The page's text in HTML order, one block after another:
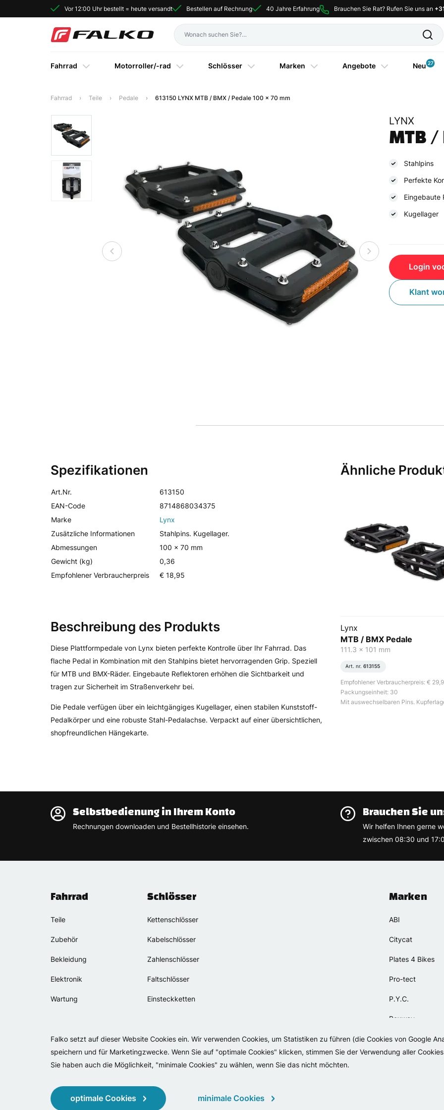
Falko setzt auf dieser Website Cookies ein. Wir verwenden Cookies, um Statistiken zu führen (die Cookies von Google
speichern und für Marketingzwecke. Wenn Sie auf "optimale Cookies" klicken, stimmen Sie der Verwendung aller
Sie haben auch die Möglichkeit, "minimale Cookies" zu wählen, wenn Sie das nicht möchten.
optimale Cookies minimale Cookies
Vor 12:00 Uhr bestellt = heute versandt Bestellen auf Rechnung 40 Jahre Erfahrung Brauchen Sie Rat? Rufen Sie uns an
Fahrrad Motorroller/-rad Schlösser Marken Angebote Neu 27
Fahrrad Teile Pedale 613150 LYNX MTB / BMX / Pedale 100 x 70 mm
LYNX
MTB
Stahlpins
Perfekte
Eingebaute
Kugellager
Login
Klant
Spezifikationen
Art.Nr.
613150
EAN-Code
8714868034375
Marke
Lynx
Zusätzliche Informationen
Stahlpins. Kugellager.
Abmessungen
100 x 70 mm
Gewicht (kg)
0,36
Empfohlener Verbraucherpreis
€ 18,95
Beschreibung des Produkts
Diese Plattformpedale von Lynx bieten perfekte Kontrolle über Ihr Fahrrad. Das
flache Pedal in Kombination mit den Stahlpins bietet hervorragenden Grip. Speziell
für MTB und BMX-Räder. Eingebaute Reflektoren erhöhen die Sichtbarkeit und
tragen zur Sicherheit im Straßenverkehr bei.
Die Pedale verfügen über ein leichtgängiges Kugellager, einen stabilen Kunststoff-
Pedalkörper und eine robuste Stahl-Pedalachse. Verpackt auf einer übersichtlichen,
shopfreundlichen Hängekarte.
Ähnliche
Lynx
MTB / BMX Pedale
111.3 x 101 mm
Art. nr. 613155
Empfohlener Verbraucherpreis: €
Packungseinheit: 30
Mit auswechselbaren Pins.
Selbstbedienung in Ihrem Konto
Rechnungen downloaden und Bestellhistorie einsehen.
Brauchen Sie
Wir helfen Ihnen gerne
zwischen 08:30 und
Fahrrad
Teile
Zubehör
Bekleidung
Elektronik
Wartung
Schlösser
Kettenschlösser
Kabelschlösser
Zahlenschlösser
Faltschlösser
Einsteckketten
Marken
ABI
Citycat
Plates 4 Bikes
Pro-tect
P.Y.C.
Rexway
Selle Orient
Simpla